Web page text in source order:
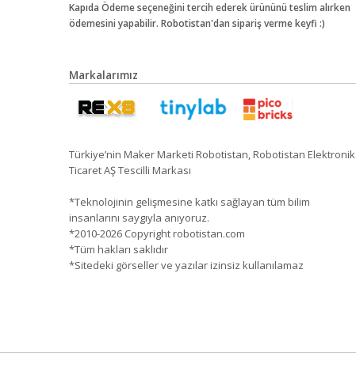
Kapıda Ödeme seçeneğini tercih ederek ürününü teslim alırken
ödemesini yapabilir. Robotistan'dan sipariş verme keyfi :)
Markalarımız
Türkiye’nin Maker Marketi Robotistan, Robotistan Elektronik
Ticaret AŞ Tescilli Markası
*Teknolojinin gelişmesine katkı sağlayan tüm bilim
insanlarını saygıyla anıyoruz.
*2010-2026 Copyright robotistan.com
*Tüm hakları saklıdır
*Sitedeki görseller ve yazılar izinsiz kullanılamaz